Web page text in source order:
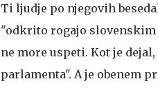
Ti ljudje po njegovih
"odkrito rogajo slovenskim
ne more uspeti. Kot je
parlamenta". A je obenem